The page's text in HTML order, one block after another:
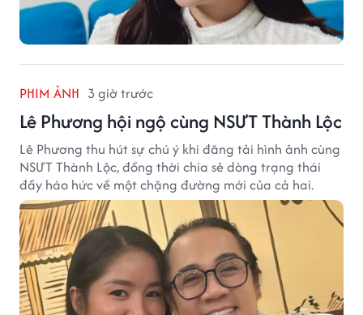
PHIM ẢNH 3 giờ trước
Lê Phương hội ngộ cùng NSƯT Thành Lộc
Lê Phương thu hút sự chú ý khi đăng tải hình ảnh cùng
NSƯT Thành Lộc, đồng thời chia sẻ dòng trạng thái
đầy háo hức về một chặng đường mới của cả hai.